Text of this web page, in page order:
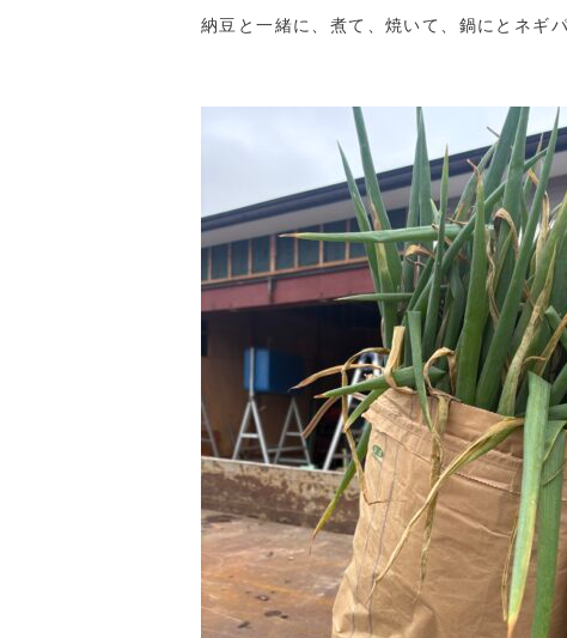
納豆と一緒に、煮て、焼いて、鍋にとネギ